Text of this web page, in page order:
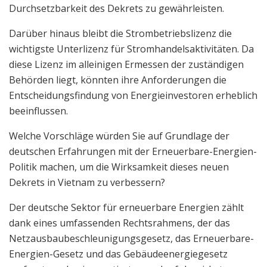
Durchsetzbarkeit des Dekrets zu gewährleisten.
Darüber hinaus bleibt die Strombetriebslizenz die
wichtigste Unterlizenz für Stromhandelsaktivitäten. Da
diese Lizenz im alleinigen Ermessen der zuständigen
Behörden liegt, könnten ihre Anforderungen die
Entscheidungsfindung von Energieinvestoren erheblich
beeinflussen.
Welche Vorschläge würden Sie auf Grundlage der
deutschen Erfahrungen mit der Erneuerbare-Energien-
Politik machen, um die Wirksamkeit dieses neuen
Dekrets in Vietnam zu verbessern?
Der deutsche Sektor für erneuerbare Energien zählt
dank eines umfassenden Rechtsrahmens, der das
Netzausbaubeschleunigungsgesetz, das Erneuerbare-
Energien-Gesetz und das Gebäudeenergiegesetz